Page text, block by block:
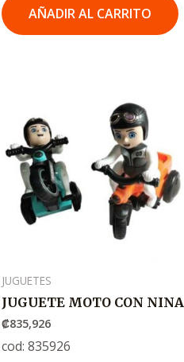
AÑADIR AL CARRITO
JUGUETES
JUGUETE MOTO CON NINA
₡835,926
cod: 835926